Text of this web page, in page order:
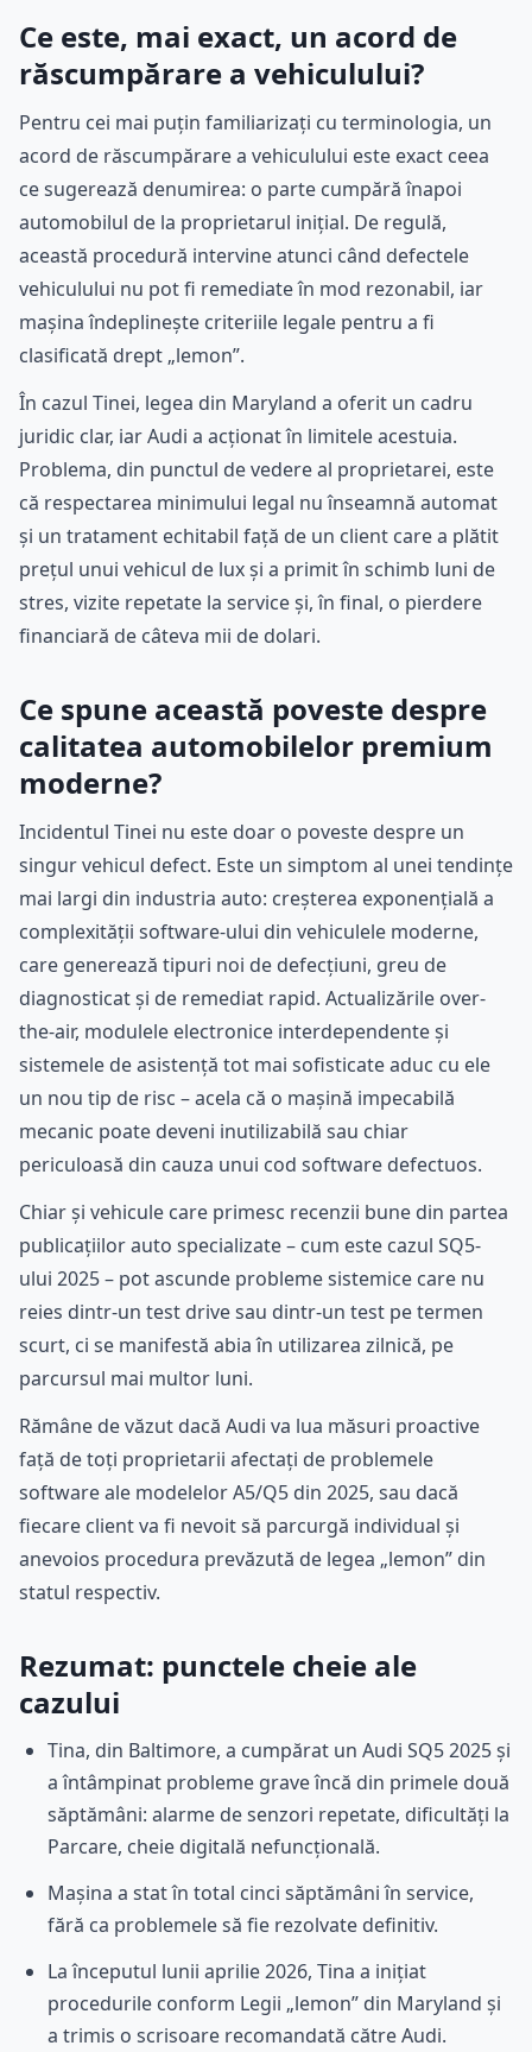
Ce este, mai exact, un acord de
răscumpărare a vehiculului?
Pentru cei mai puțin familiarizați cu terminologia, un
acord de răscumpărare a vehiculului este exact ceea
ce sugerează denumirea: o parte cumpără înapoi
automobilul de la proprietarul inițial. De regulă,
această procedură intervine atunci când defectele
vehiculului nu pot fi remediate în mod rezonabil, iar
mașina îndeplinește criteriile legale pentru a fi
clasificată drept „lemon”.
În cazul Tinei, legea din Maryland a oferit un cadru
juridic clar, iar Audi a acționat în limitele acestuia.
Problema, din punctul de vedere al proprietarei, este
că respectarea minimului legal nu înseamnă automat
și un tratament echitabil față de un client care a plătit
prețul unui vehicul de lux și a primit în schimb luni de
stres, vizite repetate la service și, în final, o pierdere
financiară de câteva mii de dolari.
Ce spune această poveste despre
calitatea automobilelor premium
moderne?
Incidentul Tinei nu este doar o poveste despre un
singur vehicul defect. Este un simptom al unei tendințe
mai largi din industria auto: creșterea exponențială a
complexității software-ului din vehiculele moderne,
care generează tipuri noi de defecțiuni, greu de
diagnosticat și de remediat rapid. Actualizările over-
the-air, modulele electronice interdependente și
sistemele de asistență tot mai sofisticate aduc cu ele
un nou tip de risc – acela că o mașină impecabilă
mecanic poate deveni inutilizabilă sau chiar
periculoasă din cauza unui cod software defectuos.
Chiar și vehicule care primesc recenzii bune din partea
publicațiilor auto specializate – cum este cazul SQ5-
ului 2025 – pot ascunde probleme sistemice care nu
reies dintr-un test drive sau dintr-un test pe termen
scurt, ci se manifestă abia în utilizarea zilnică, pe
parcursul mai multor luni.
Rămâne de văzut dacă Audi va lua măsuri proactive
față de toți proprietarii afectați de problemele
software ale modelelor A5/Q5 din 2025, sau dacă
fiecare client va fi nevoit să parcurgă individual și
anevoios procedura prevăzută de legea „lemon” din
statul respectiv.
Rezumat: punctele cheie ale
cazului
Tina, din Baltimore, a cumpărat un Audi SQ5 2025 și
a întâmpinat probleme grave încă din primele două
săptămâni: alarme de senzori repetate, dificultăți la
Parcare, cheie digitală nefuncțională.
Mașina a stat în total cinci săptămâni în service,
fără ca problemele să fie rezolvate definitiv.
La începutul lunii aprilie 2026, Tina a inițiat
procedurile conform Legii „lemon” din Maryland și
a trimis o scrisoare recomandată către Audi.